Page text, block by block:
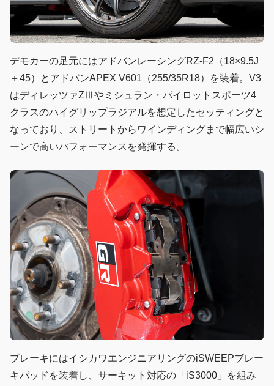
デモカーの足元にはアドバンレーシングRZ-F2（18×9.5J
＋45）とアドバンAPEX V601（255/35R18）を装着。V3
はディレッツァZⅢやミシュラン・パイロットスポーツ4
クラスのハイグリップラジアルを想定したセッティングと
なっており、ストリートからワインディングまで幅広いシ
ーンで高いパフォーマンスを発揮する。
ブレーキにはイシカワエンジニアリングのiSWEEPブレー
キパッドを装着し、サーキット対応の「iS3000」を組み